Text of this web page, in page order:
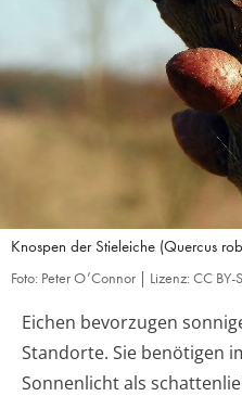
Knospen der Stieleiche (Quercus
Foto: Peter O’Connor | Lizenz: CC
Eichen bevorzugen
Standorte. Sie benötigen
Sonnenlicht als